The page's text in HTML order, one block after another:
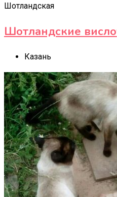
Шотландская
Шотландские
Казань